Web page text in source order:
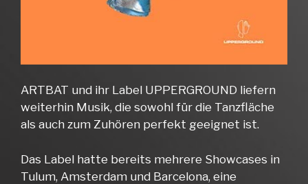
ARTBAT und ihr Label UPPERGROUND liefern
weiterhin Musik, die sowohl für die Tanzfläche
als auch zum Zuhören perfekt geeignet ist.
Das Label hatte bereits mehrere Showcases in
Tulum, Amsterdam und Barcelona, eine